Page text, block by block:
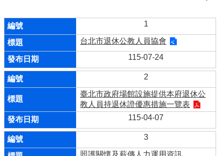
1
台北市退休公教人員協會
115-07-24
2
臺北市政府場館設施提供本府退休公
教人員持退休證優惠措施一覽表
115-04-07
3
照護關懷及薪傳人力運用資訊